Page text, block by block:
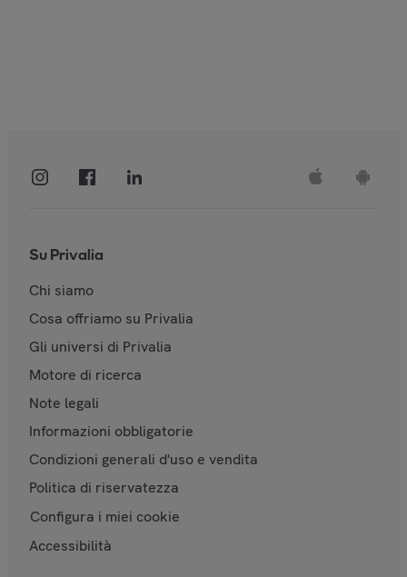
Su Privalia
Chi siamo
Cosa offriamo su Privalia
Gli universi di Privalia
Motore di ricerca
Note legali
Informazioni obbligatorie
Condizioni generali d'uso e vendita
Politica di riservatezza
Configura i miei cookie
Accessibilità